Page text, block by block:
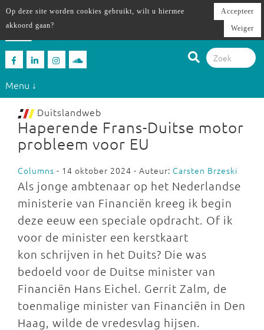
Menu ↓
Duitslandweb
Haperende Frans-Duitse motor
probleem voor EU
Columns - 14 oktober 2024 - Auteur: Carsten Brzeski
Als jonge ambtenaar op het Nederlandse
ministerie van Financiën kreeg ik begin
deze eeuw een speciale opdracht. Of ik
voor de minister een kerstkaart
kon schrijven in het Duits? Die was
bedoeld voor de Duitse minister van
Financiën Hans Eichel. Gerrit Zalm, de
toenmalige minister van Financiën in Den
Haag, wilde de vredesvlag hijsen.
Op deze site worden cookies gebruikt, wilt u hiermee
akkoord gaan?
Accepteer
Weiger